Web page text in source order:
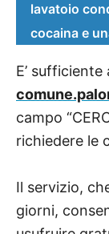
lavatoio
cocaina e
E’
campo
richiedere le
Il servizio,
giorni,